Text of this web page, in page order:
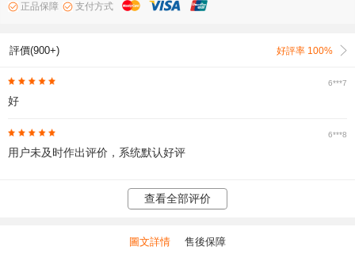
正品保障 支付方式
評價(900+) 好評率 100%
6***7
好
6***8
用户未及时作出评价，系统默认好评
查看全部评价
圖文詳情 售後保障